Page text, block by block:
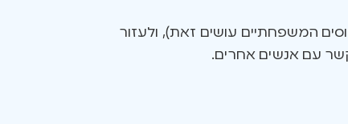
המשפחתיים עושים זאת), ולעזור
קשר עם אנשים אחרים.